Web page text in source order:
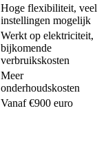
Hoge flexibiliteit, veel
instellingen mogelijk
Werkt op elektriciteit,
bijkomende
verbruikskosten
Meer
onderhoudskosten
Vanaf €900 euro